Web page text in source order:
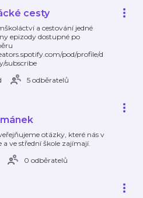
cesty
a cestování jedné
epizody dostupné po
pod/profile/d
subscribe
5 odběratelů
otázky, které nás v
a ve střední škole zajímají.
0 odběratelů